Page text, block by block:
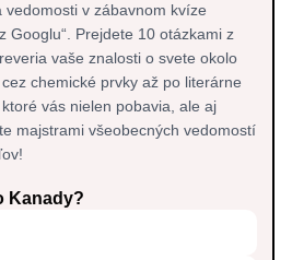
v zábavnom kvíze
Googlu“. Prejdete 10 otázkami z
vaše znalosti o svete okolo
chemické prvky až po literárne
vás nielen pobavia, ale aj
majstrami všeobecných vedomostí
Kanady?